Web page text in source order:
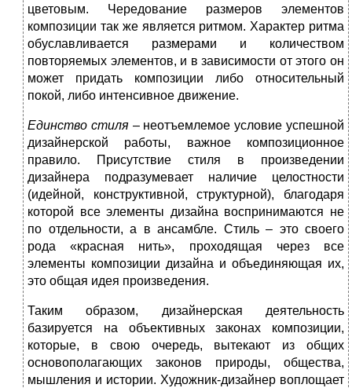
цветовым. Чередование размеров элементов
композиции так же является ритмом. Характер ритма
обуславливается размерами и количеством
повторяемых элементов, и в зависимости от этого он
может придать композиции либо относительный
покой, либо интенсивное движение.
Единство стиля– неотъемлемое условие успешной
дизайнерской работы, важное композиционное
правило. Присутствие стиля в произведении
дизайнера подразумевает наличие целостности
(идейной, конструктивной, структурной), благодаря
которой все элементы дизайна воспринимаются не
по отдельности, а в ансамбле. Стиль – это своего
рода «красная нить», проходящая через все
элементы композиции дизайна и объединяющая их,
это общая идея произведения.
Таким образом, дизайнерская деятельность
базируется на объективных законах композиции,
которые, в свою очередь, вытекают из общих
основополагающих законов природы, общества,
мышления и истории. Художник-дизайнер воплощает